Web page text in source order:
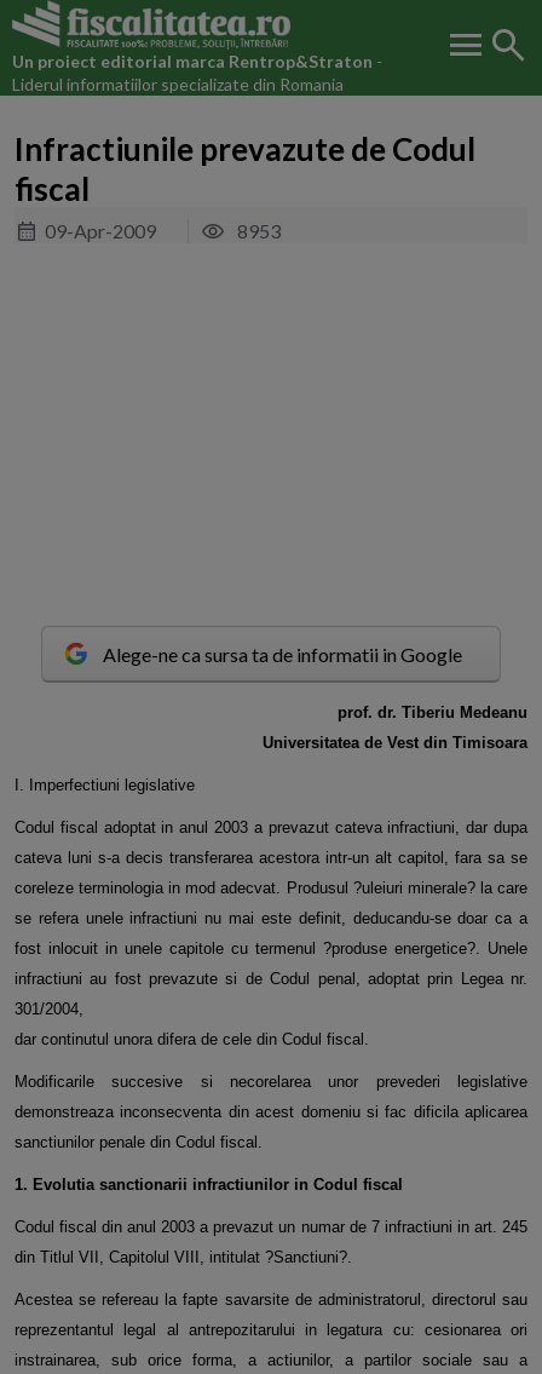
Un proiect editorial marca Rentrop&Straton -
Liderul informatiilor specializate din Romania
menu search
Infractiunile prevazute de Codul
fiscal
09-Apr-2009 8953
Alege-ne ca sursa ta de informatii in Google
prof. dr. Tiberiu Medeanu
Universitatea de Vest din Timisoara
I. Imperfectiuni legislative
Codul fiscal adoptat in anul 2003 a prevazut cateva infractiuni, dar dupa
cateva luni s-a decis transferarea acestora intr-un alt capitol, fara sa se
coreleze terminologia in mod adecvat. Produsul ?uleiuri minerale? la care
se refera unele infractiuni nu mai este definit, deducandu-se doar ca a
fost inlocuit in unele capitole cu termenul ?produse energetice?. Unele
infractiuni au fost prevazute si de Codul penal, adoptat prin Legea nr.
301/2004,
dar continutul unora difera de cele din Codul fiscal.
Modificarile succesive si necorelarea unor prevederi legislative
demonstreaza inconsecventa din acest domeniu si fac dificila aplicarea
sanctiunilor penale din Codul fiscal.
1. Evolutia sanctionarii infractiunilor in Codul fiscal
Codul fiscal din anul 2003 a prevazut un numar de 7 infractiuni in art. 245
din Titlul VII, Capitolul VIII, intitulat ?Sanctiuni?.
Acestea se refereau la fapte savarsite de administratorul, directorul sau
reprezentantul legal al antrepozitarului in legatura cu: cesionarea ori
instrainarea, sub orice forma, a actiunilor, a partilor sociale sau a